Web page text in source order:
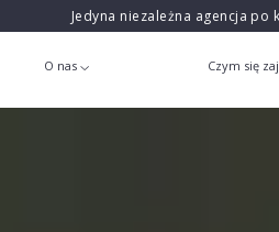
Jedyna niezależna agencja
O nas Czym się